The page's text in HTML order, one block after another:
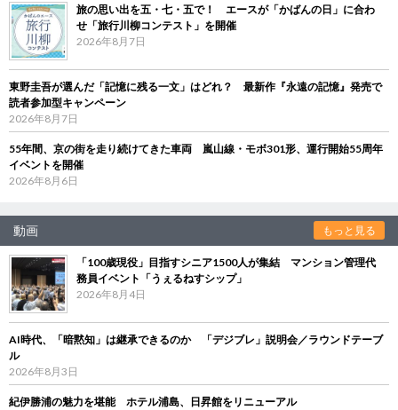
旅の思い出を五・七・五で！ エースが「かばんの日」に合わ
せ「旅行川柳コンテスト」を開催
2026年8月7日
東野圭吾が選んだ「記憶に残る一文」はどれ？ 最新作『永遠の記憶』発売で
読者参加型キャンペーン
2026年8月7日
55年間、京の街を走り続けてきた車両 嵐山線・モボ301形、運行開始55周年
イベントを開催
2026年8月6日
動画 もっと見る
「100歳現役」目指すシニア1500人が集結 マンション管理代
務員イベント「うぇるねすシップ」
2026年8月4日
AI時代、「暗黙知」は継承できるのか 「デジブレ」説明会／ラウンドテーブ
ル
2026年8月3日
紀伊勝浦の魅力を堪能 ホテル浦島、日昇館をリニューアル